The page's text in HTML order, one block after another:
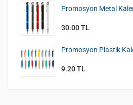
Promosyon Metal
30.00 TL
Promosyon Plastik
9.20 TL